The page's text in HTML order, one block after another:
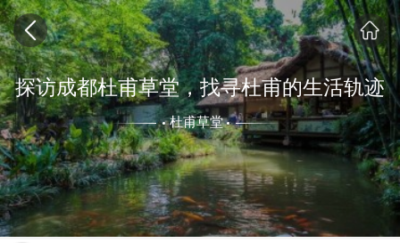
探访成都杜甫草堂，找寻杜甫的生活轨迹
杜甫草堂